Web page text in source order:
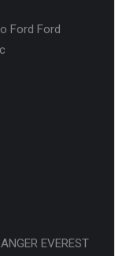
Ford Ford
EVEREST